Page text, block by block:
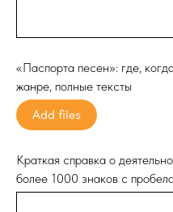
«Паспорта песен»: где,
жанре, полные тексты
Add files
Краткая справка о
более 1000 знаков с